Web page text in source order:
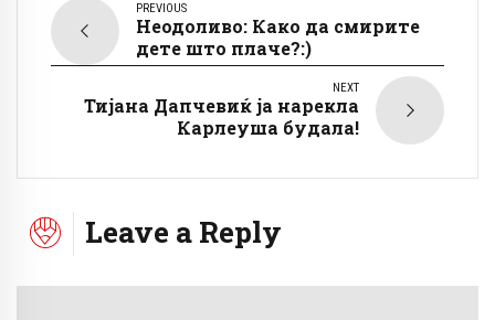
PREVIOUS
Неодоливо: Како да смирите
дете што плаче?:)
NEXT
Тијана Дапчевиќ ја нарекла
Карлеуша будала!
Leave a Reply